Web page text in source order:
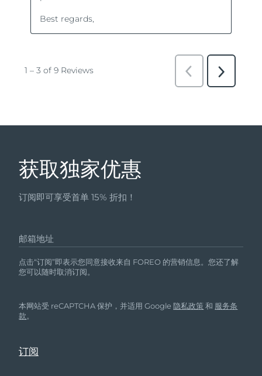
获取独家优惠
订阅即可享受首单 15% 折扣！
邮箱地址
点击“订阅”即表示您同意接收来自 FOREO 的营销信息。您还了解
您可以随时取消订阅。
本网站受 reCAPTCHA 保护，并适用 Google隐私政策 和 服务条
款。